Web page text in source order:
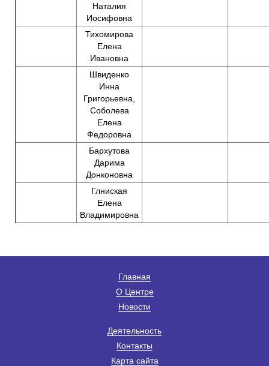
Наталия
Иосифовна
Тихомирова
Елена
Ивановна
Швиденко
Инна
Григорьевна,
Соболева
Елена
Федоровна
Бархутова
Дарима
Донконовна
Глниская
Елена
Владимировна
Главная
О Центре
Новости
Деятельность
Контакты
Карта сайта